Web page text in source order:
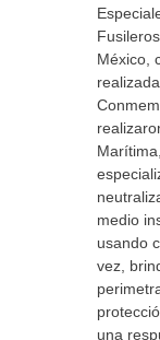
México,
medio
usando
vez,
una